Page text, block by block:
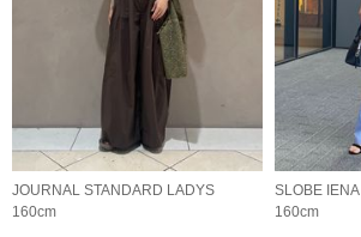
JOURNAL STANDARD LADYS
160cm
SLOBE IENA
160cm